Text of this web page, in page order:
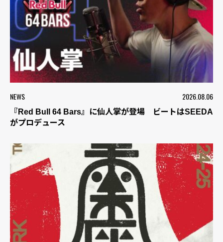
NEWS 2026.08.06
『Red Bull 64 Bars』に仙人掌が登場 ビートはSEEDA
がプロデュース